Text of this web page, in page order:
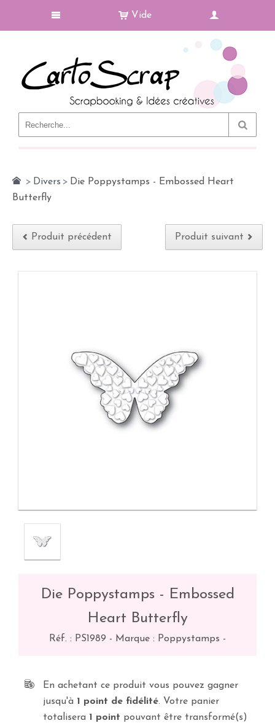
Vide
> Divers > Die Poppystamps - Embossed Heart
Butterfly
Produit précédent Produit suivant
Die Poppystamps - Embossed
Heart Butterfly
Réf. : PS1989 - Marque : Poppystamps -
En achetant ce produit vous pouvez gagner
jusqu'à 1 point de fidélité. Votre panier
totalisera 1 point pouvant être transformé(s)